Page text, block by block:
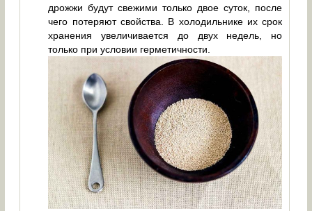
дрожжи будут свежими только двое суток, после
чего потеряют свойства. В холодильнике их срок
хранения увеличивается до двух недель, но
только при условии герметичности.